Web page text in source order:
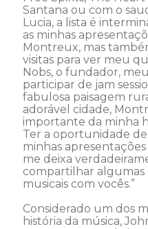
Santana ou com o
Lucia, a lista é
as minhas
Montreux, mas
visitas para ver meu
Nobs, o fundador,
participar de jam
fabulosa paisagem
adorável cidade,
importante da minha
Ter a oportunidade
minhas
me deixa
compartilhar algumas
musicais com vocês.”
Considerado um dos
história da música,